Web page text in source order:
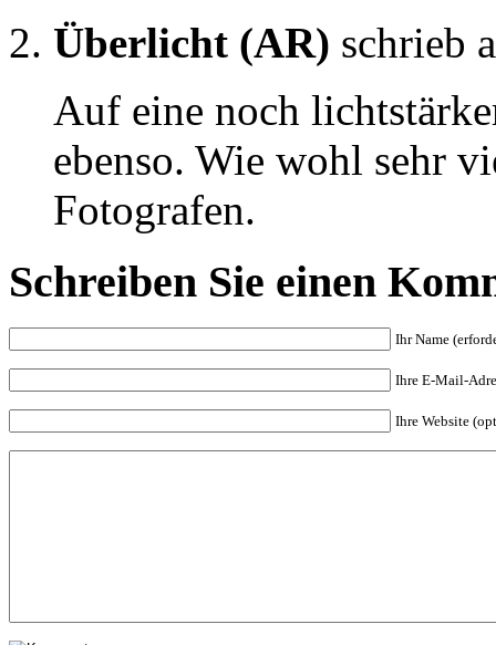
Überlicht (AR) schrieb
Auf eine noch
ebenso. Wie wohl sehr
Fotografen.
Schreiben Sie einen
Ihr Name
Ihre E-Mail-
Ihre Website